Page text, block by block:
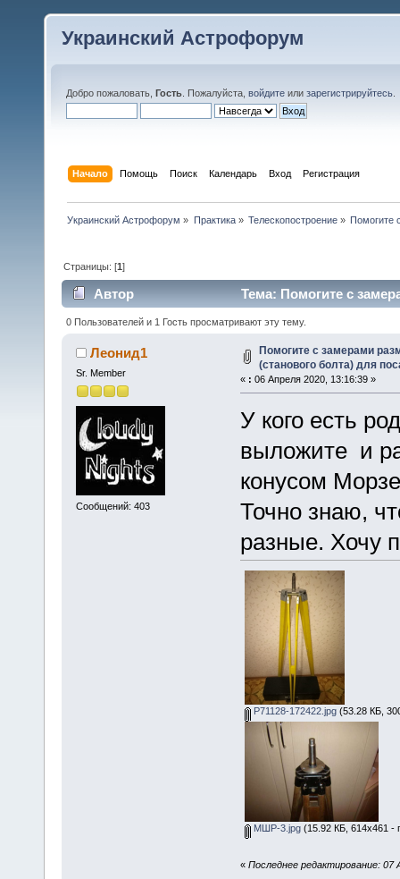
Украинский Астрофорум
Добро пожаловать, Гость . Пожалуйста, войдите или зарегистрируйтесь
Начало Помощь Поиск Календарь Вход Регистрация
Украинский Астрофорум » Практика» Телескопостроение» Помогите
Страницы: [1]
Автор
Тема: Помогите с
монтировки БШР (Прочитано 15439 раз)
0 Пользователей и 1 Гость просматривают эту тему.
Леонид1
Sr. Member
Сообщений: 403
Помогите с замерами
(станового болта) для
« : 06 Апреля 2020, 13:16:39 »
У кого есть
выложите и
конусом
Точно знаю,
разные. Хочу
P71128-172422.jpg(53.28 КБ,
МШР-3.jpg(15.92 КБ, 614x461 -
« Последнее редактирование: 07